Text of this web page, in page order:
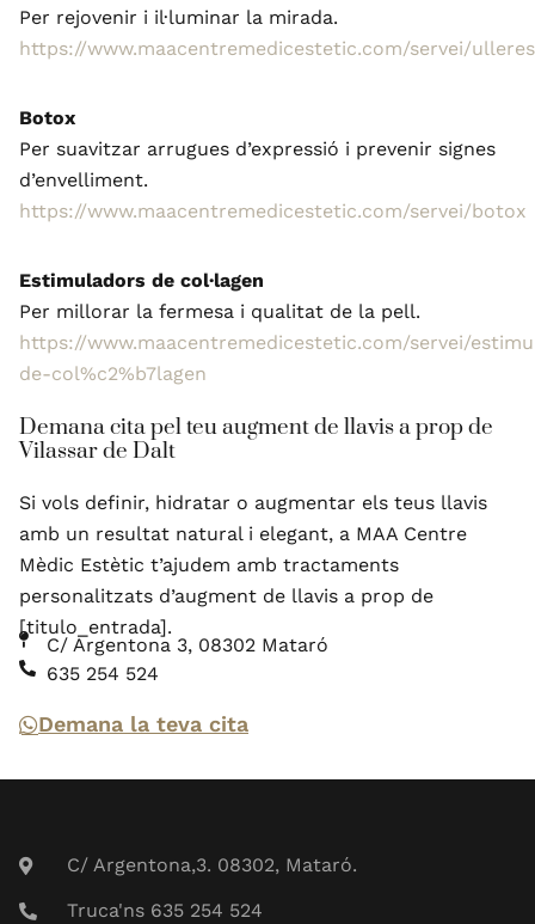
Per rejovenir i il·luminar la mirada.
https://www.maacentremedicestetic.com/servei/ulleres
Botox
Per suavitzar arrugues d’expressió i prevenir signes
d’envelliment.
https://www.maacentremedicestetic.com/servei/botox
Estimuladors de col·lagen
Per millorar la fermesa i qualitat de la pell.
https://www.maacentremedicestetic.com/servei/
de-col%c2%b7lagen
Demana cita pel teu augment de llavis a prop de
Vilassar de Dalt
Si vols definir, hidratar o augmentar els teus llavis
amb un resultat natural i elegant, a MAA Centre
Mèdic Estètic t’ajudem amb tractaments
personalitzats d’augment de llavis a prop de
[titulo_entrada].
C/ Argentona 3, 08302 Mataró
635 254 524
Demana la teva cita
C/ Argentona,3. 08302, Mataró.
Truca'ns 635 254 524